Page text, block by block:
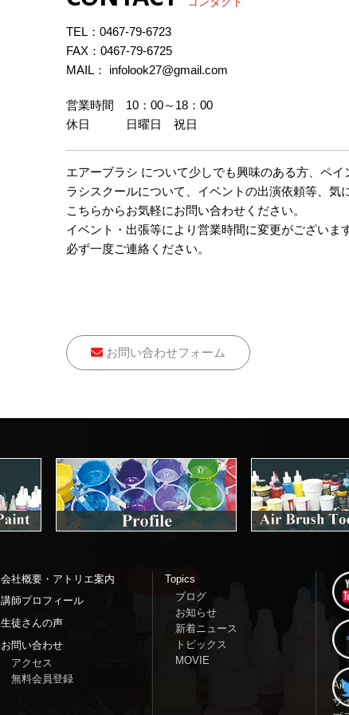
TEL： 0467-79-6723
FAX：0467-79-6725
MAIL： infolook27@gmail.com
営業時間 10：00～18：00
休日 日曜日 祝日
エアーブラシ について少しでも興味のある方、ペ
ラシスクールについて、イベントの出演依頼等、気
こちらからお気軽にお問い合わせください。
イベント・出張等により営業時間に変更がございま
必ず一度ご連絡ください。
お問い合わせフォーム
会社概要・アトリエ案内
講師プロフィール
生徒さんの声
お問い合わせ
アクセス
無料会員登録
Topics
ブログ
お知らせ
新着ニュース
トピックス
MOVIE
Air
サ